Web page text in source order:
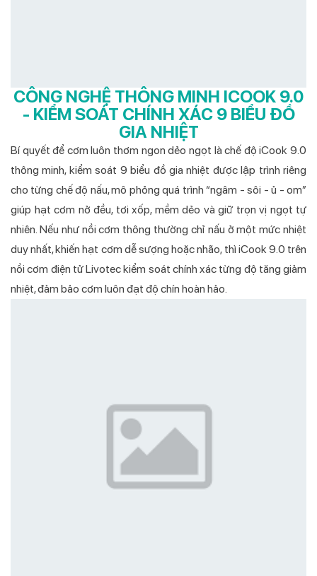
CÔNG NGHỆ THÔNG MINH ICOOK 9.0
- KIỂM SOÁT CHÍNH XÁC 9 BIỂU ĐỒ
GIA NHIỆT
Bí quyết để cơm luôn thơm ngon dẻo ngọt là chế độ iCook 9.0
thông minh, kiểm soát 9 biểu đồ gia nhiệt được lập trình riêng
cho từng chế độ nấu, mô phỏng quá trình “ngâm - sôi - ủ - om”
giúp hạt cơm nở đều, tơi xốp, mềm dẻo và giữ trọn vị ngọt tự
nhiên. Nếu như nồi cơm thông thường chỉ nấu ở một mức nhiệt
duy nhất, khiến hạt cơm dễ sượng hoặc nhão, thì iCook 9.0 trên
nồi cơm điện tử Livotec kiểm soát chính xác từng độ tăng giảm
nhiệt, đảm bảo cơm luôn đạt độ chín hoàn hảo.